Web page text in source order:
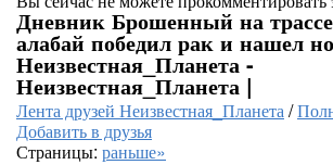
Дневник Брошенный на
алабай победил рак и нашел
Неизвестная_Планета -
Неизвестная_Планета |
Лента друзей Неизвестная_Планета/
Добавить в друзья
Страницы: раньше»